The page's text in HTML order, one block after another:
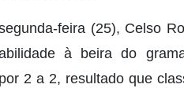
feira (25), Celso
à beira do
2 a 2, resultado que